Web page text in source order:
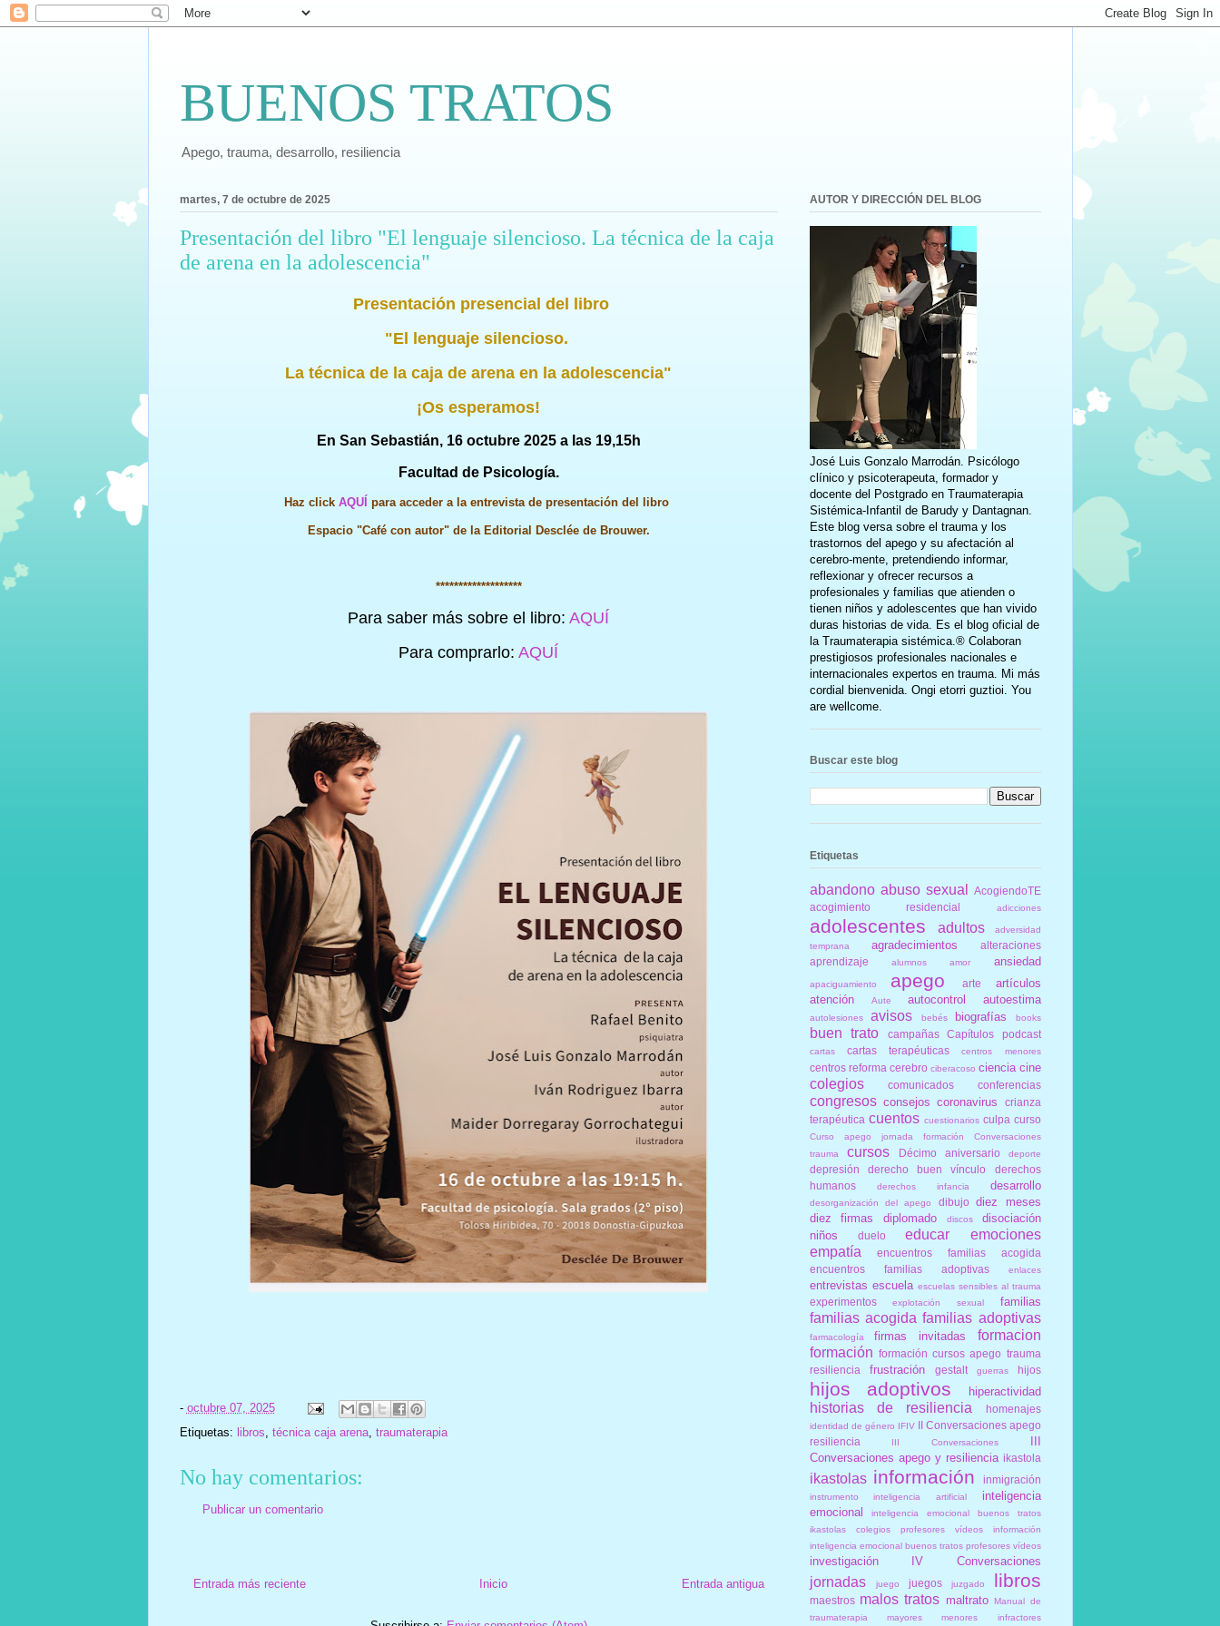
BUENOS TRATOS
Apego, trauma, desarrollo, resiliencia
martes, 7 de octubre de 2025
Presentación del libro "El lenguaje silencioso. La técnica de la caja
de arena en la adolescencia"
Presentación presencial del libro
"El lenguaje silencioso.
La técnica de la caja de arena en la adolescencia"
¡Os esperamos!
En San Sebastián, 16 octubre 2025 a las 19,15h
Facultad de Psicología.
Haz click AQUÍ para acceder a la entrevista de presentación del libro
Espacio "Café con autor" de la Editorial Desclée de Brouwer.
*******************
Para saber más sobre el libro: AQUÍ
Para comprarlo: AQUÍ
- octubre 07, 2025
Etiquetas: libros técnica caja arena, traumaterapia
No hay comentarios:
Publicar un comentario
Entrada más reciente Entrada antigua
Inicio
AUTOR Y DIRECCIÓN DEL BLOG
José Luis Gonzalo Marrodán. Psicólogo
clínico y psicoterapeuta, formador y
docente del Postgrado en Traumaterapia
Sistémica-Infantil de Barudy y Dantagnan.
Este blog versa sobre el trauma y los
trastornos del apego y su afectación al
cerebro-mente, pretendiendo informar,
reflexionar y ofrecer recursos a
profesionales y familias que atienden o
tienen niños y adolescentes que han vivido
duras historias de vida. Es el blog oficial de
la Traumaterapia sistémica.® Colaboran
prestigiosos profesionales nacionales e
internacionales expertos en trauma. Mi más
cordial bienvenida. Ongi etorri guztioi. You
are wellcome.
Buscar este blog
Etiquetas
abandono abuso sexual
AcogiendoTE
acogimiento residencial
adicciones
adolescentes adultos
adversidad
temprana
agradecimientos
alteraciones
aprendizaje
alumnos amor ansiedad
apaciguamiento apego arte
artículos
atención
Aute autocontrol autoestima
autolesiones avisos bebés biografías books
buen trato campañas Capítulos podcast
cartas cartas terapéuticas centros menores
centros reforma cerebro ciberacoso ciencia cine
colegios comunicados conferencias
congresos consejos coronavirus
crianza
terapéutica cuentos cuestionarios culpa curso
Curso apego jornada formación Conversaciones
trauma
cursos Décimo aniversario deporte
depresión derecho buen vínculo
derechos
humanos
derechos infancia desarrollo
desorganización del apego dibujo diez meses
diez firmas
diplomado discos
disociación
niños
duelo educar
emociones
empatía
encuentros familias acogida
encuentros familias adoptivas
enlaces
entrevistas escuela escuelas sensibles al trauma
experimentos explotación sexual familias
familias acogida familias adoptivas
farmacología firmas invitadas
formacion
formación formación cursos apego trauma
resiliencia
frustración gestalt guerras hijos
hijos adoptivos hiperactividad
historias de resiliencia homenajes
identidad de género IFIV II Conversaciones apego
resiliencia
III Conversaciones
III
Conversaciones apego y resiliencia ikastola
ikastolas información inmigración
instrumento inteligencia artificial
inteligencia
emocional
inteligencia emocional buenos tratos
ikastolas colegios profesores vídeos información
inteligencia emocional buenos tratos profesores vídeos
investigación IV Conversaciones
jornadas juego juegos juzgado libros
maestros malos tratos maltrato Manual de
traumaterapia
mayores menores infractores